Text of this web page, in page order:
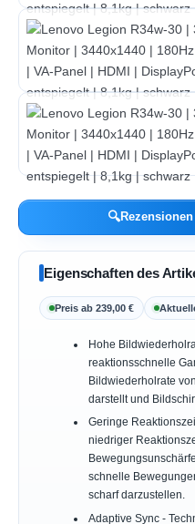
🔍
Eigenschaften des
Preis ab 239,00 €
Hohe
reaktionsschnelle
Bildwiederholrate
darstellt und
Geringe
niedriger
schnelle
scharf darzustellen.
Adaptive Sync -